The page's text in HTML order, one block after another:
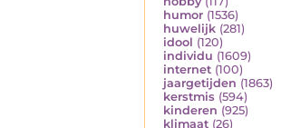
humor (1536)
huwelijk (281)
idool (120)
individu (1609)
internet (100)
jaargetijden (1863)
kerstmis (594)
kinderen (925)
klimaat (26)